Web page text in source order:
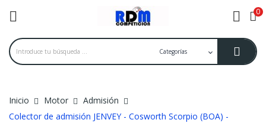
 0
Inicio Motor
Admisión
Colector de admisión JENVEY - Cosworth Scorpio (BOA) -